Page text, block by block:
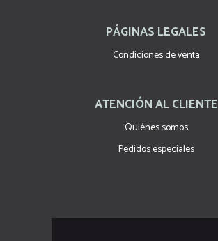
PÁGINAS LEGALES
Condiciones de venta
ATENCIÓN AL CLIENTE
Quiénes somos
Pedidos especiales